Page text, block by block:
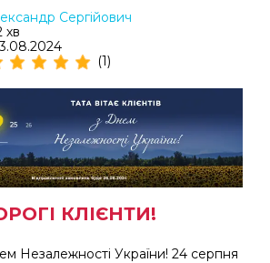
Сергійович
хв
(1)
КЛІЄНТИ!
Незалежності України! 24 серпня